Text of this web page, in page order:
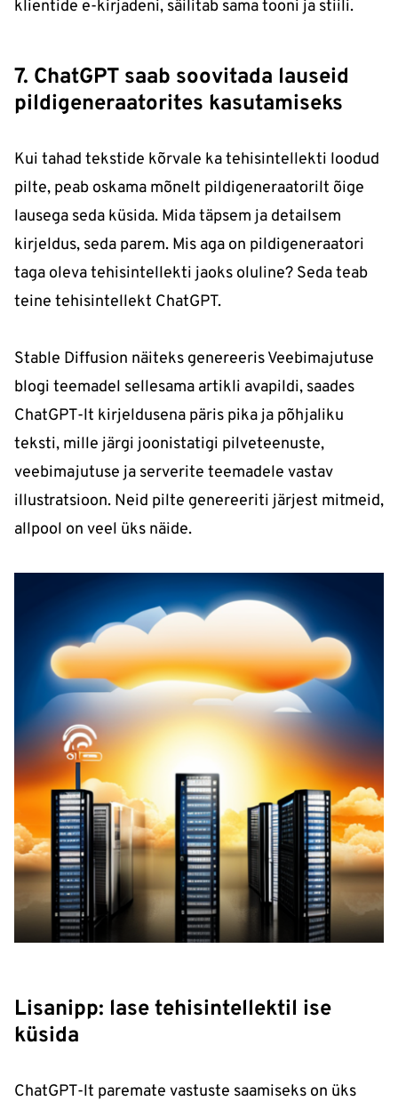
klientide e-kirjadeni, säilitab sama tooni ja stiili.
7. ChatGPT saab soovitada lauseid
pildigeneraatorites kasutamiseks
Kui tahad tekstide kõrvale ka tehisintellekti loodud
pilte, peab oskama mõnelt pildigeneraatorilt õige
lausega seda küsida. Mida täpsem ja detailsem
kirjeldus, seda parem. Mis aga on pildigeneraatori
taga oleva tehisintellekti jaoks oluline? Seda teab
teine tehisintellekt ChatGPT.
Stable Diffusion näiteks genereeris Veebimajutuse
blogi teemadel sellesama artikli avapildi, saades
ChatGPT-lt kirjeldusena päris pika ja põhjaliku
teksti, mille järgi joonistatigi pilveteenuste,
veebimajutuse ja serverite teemadele vastav
illustratsioon. Neid pilte genereeriti järjest mitmeid,
allpool on veel üks näide.
Lisanipp: lase tehisintellektil ise
küsida
ChatGPT-lt paremate vastuste saamiseks on üks